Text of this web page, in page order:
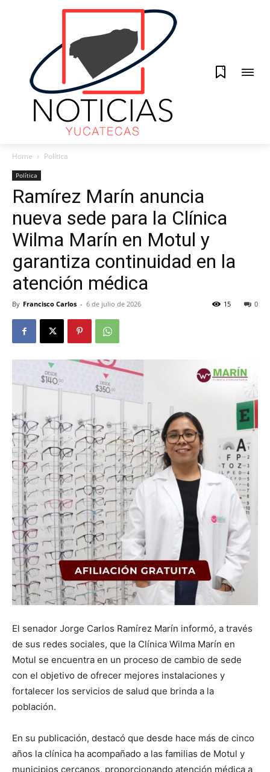
0
Home Política
Política
Ramírez Marín anuncia
nueva sede para la Clínica
Wilma Marín en Motul y
garantiza continuidad en la
atención médica
By Francisco Carlos - 6 de julio de 2026 0
15
El senador Jorge Carlos Ramírez Marín informó, a través
de sus redes sociales, que la Clínica Wilma Marín en
Motul se encuentra en un proceso de cambio de sede
con el objetivo de ofrecer mejores instalaciones y
fortalecer los servicios de salud que brinda a la
población.
En su publicación, destacó que desde hace más de cinco
años la clínica ha acompañado a las familias de Motul y
municipios cercanos, proporcionando atención médica a